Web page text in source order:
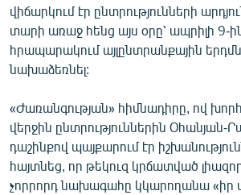
«Ազատության» բոլոր կայքերը
վիճարկում էր ընտրությունների
տարի առաջ հենց այս օրը՝ ապրիլի 9-
հրապարակում այլընտրանքային
նախաձեռնել:
«Ժառանգության» հիմնադիրը, ով
վերջին ընտրություններին Օհանյան-
դաշինքով պայքարում էր
հայտնեց, որ թեկուզ կրճատված
չորրորդ նախագահը կկարողանա «իր